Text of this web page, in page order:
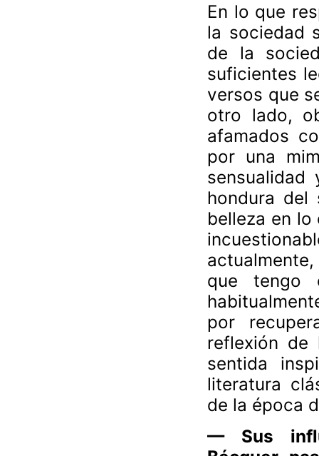
En lo que
la sociedad
de la
suficientes
versos que
otro lado,
afamados
por una
hondura del
belleza en
que tengo
por
reflexión
sentida
literatura
de la época
— Sus